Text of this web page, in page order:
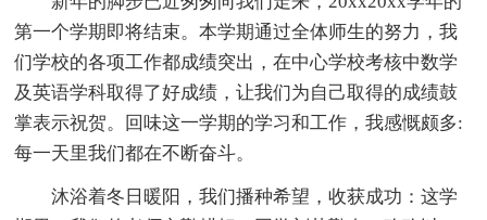
第一个学期即将结束。本学期通过全体师生的努力，我
们学校的各项工作都成绩突出，在中心学校考核中数学
及英语学科取得了好成绩，让我们为自己取得的成绩鼓
掌表示祝贺。回味这一学期的学习和工作，我感慨颇多:
每一天里我们都在不断奋斗。
沐浴着冬日暖阳，我们播种希望，收获成功：这学